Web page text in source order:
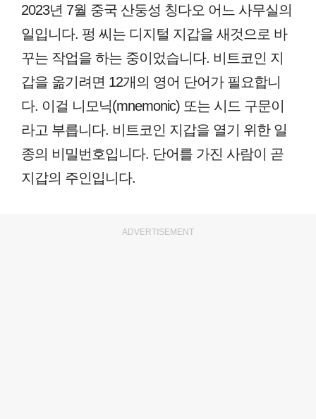
2023년 7월 중국 산둥성 칭다오 어느 사무실의
일입니다. 펑 씨는 디지털 지갑을 새것으로 바
꾸는 작업을 하는 중이었습니다. 비트코인 지
갑을 옮기려면 12개의 영어 단어가 필요합니
다. 이걸 니모닉(mnemonic) 또는 시드 구문이
라고 부릅니다. 비트코인 지갑을 열기 위한 일
종의 비밀번호입니다. 단어를 가진 사람이 곧
지갑의 주인입니다.
ADVERTISEMENT